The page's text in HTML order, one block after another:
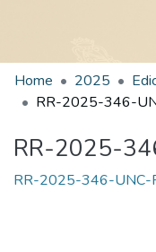
Home 2025
RR-2025-346-
RR-2025-
RR-2025-346-UNC-